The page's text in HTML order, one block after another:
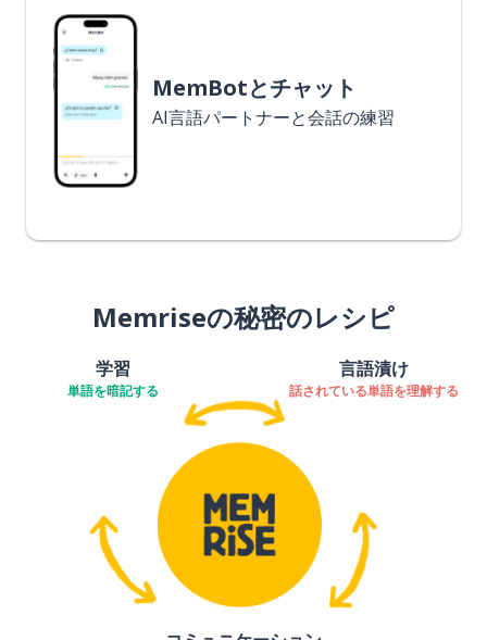
MemBotとチャット
AI言語パートナーと会話の練習
Memriseの秘密のレシピ
学習
単語を暗記する
言語漬け
話されている単語を理解する